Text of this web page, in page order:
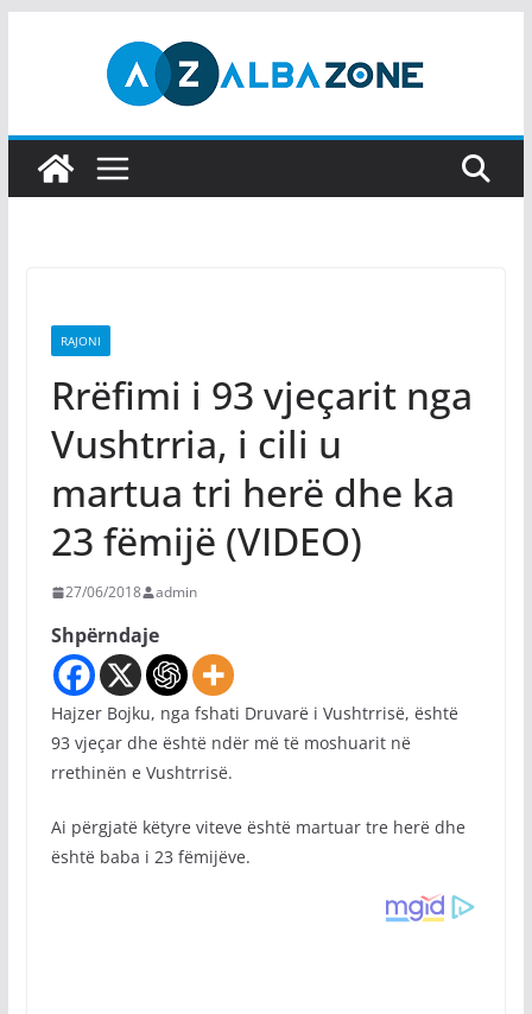
RAJONI
Rrëfimi i 93 vjeçarit nga
Vushtrria, i cili u
martua tri herë dhe ka
23 fëmijë (VIDEO)
27/06/2018 admin
Shpërndaje
Hajzer Bojku, nga fshati Druvarë i Vushtrrisë, është
93 vjeçar dhe është ndër më të moshuarit në
rrethinën e Vushtrrisë.
Ai përgjatë këtyre viteve është martuar tre herë dhe
është baba i 23 fëmijëve.